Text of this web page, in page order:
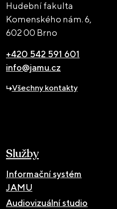
Hudební fakulta
Komenského nám. 6,
602 00 Brno
+420 542 591 601
info@jamu.cz
Všechny kontakty
Služby
Informační systém
JAMU
Audiovizuální studio